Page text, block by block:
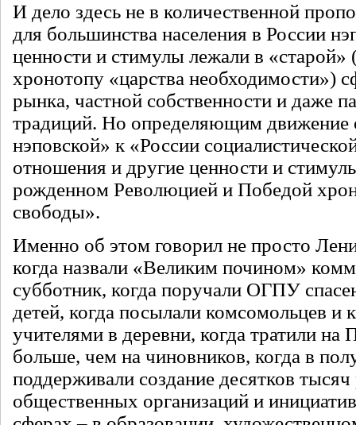
И дело здесь не в количественной
для большинства населения в России
ценности и стимулы лежали в
хронотопу «царства необходимости»)
рынка, частной собственности и даже
традиций. Но определяющим движение
нэповской» к «России
отношения и другие ценности и
рожденном Революцией и Победой
свободы».
Именно об этом говорил не просто
когда назвали «Великим почином»
субботник, когда поручали ОГПУ
детей, когда посылали комсомольцев и
учителями в деревни, когда тратили на
больше, чем на чиновников, когда в
поддерживали создание десятков
общественных организаций и